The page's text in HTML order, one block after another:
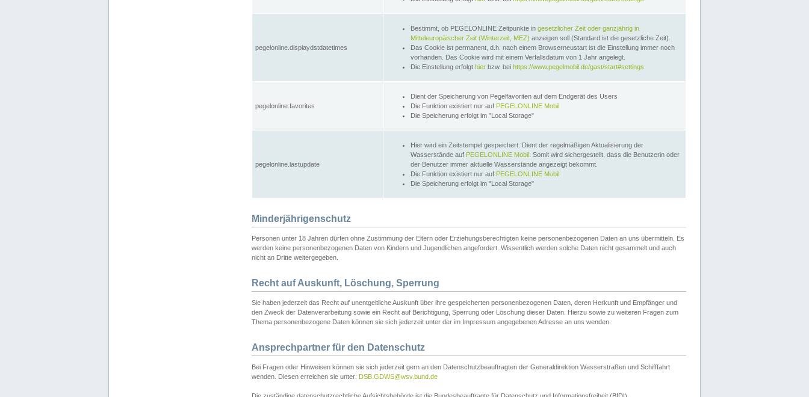
pegelonline.displaydstdatetimes
Bestimmt, ob PEGELONLINE Zeitpunkte in gesetzlicher Zeit oder ganzjährig in
Mitteleuropäischer Zeit (Winterzeit, MEZ) anzeigen soll (Standard ist die gesetzliche Zeit).
Das Cookie ist permanent, d.h. nach einem Browserneustart ist die Einstellung immer noch
vorhanden. Das Cookie wird mit einem Verfallsdatum von 1 Jahr angelegt.
Die Einstellung erfolgt hier bzw. bei https://www.pegelmobil.de/gast/start#settings
pegelonline.favorites
Dient der Speicherung von Pegelfavoriten auf dem Endgerät des Users
Die Funktion existiert nur auf PEGELONLINE Mobil
Die Speicherung erfolgt im "Local Storage"
pegelonline.lastupdate
Hier wird ein Zeitstempel gespeichert. Dient der regelmäßigen Aktualisierung der
Wasserstände auf PEGELONLINE Mobil . Somit wird sichergestellt, dass die Benutzerin oder
der Benutzer immer aktuelle Wasserstände angezeigt bekommt.
Die Funktion existiert nur auf PEGELONLINE Mobil
Die Speicherung erfolgt im "Local Storage"
Minderjährigenschutz
Personen unter 18 Jahren dürfen ohne Zustimmung der Eltern oder Erziehungsberechtigten keine personenbezogenen Daten an uns übermitteln. Es
werden keine personenbezogenen Daten von Kindern und Jugendlichen angefordert. Wissentlich werden solche Daten nicht gesammelt und auch
nicht an Dritte weitergegeben.
Recht auf Auskunft, Löschung, Sperrung
Sie haben jederzeit das Recht auf unentgeltliche Auskunft über ihre gespeicherten personenbezogenen Daten, deren Herkunft und Empfänger und
den Zweck der Datenverarbeitung sowie ein Recht auf Berichtigung, Sperrung oder Löschung dieser Daten. Hierzu sowie zu weiteren Fragen zum
Thema personenbezogene Daten können sie sich jederzeit unter der im Impressum angegebenen Adresse an uns wenden.
Ansprechpartner für den Datenschutz
Bei Fragen oder Hinweisen können sie sich jederzeit gern an den Datenschutzbeauftragten der Generaldirektion Wasserstraßen und Schifffahrt
wenden. Diesen erreichen sie unter: DSB.GDWS@wsv.bund.de